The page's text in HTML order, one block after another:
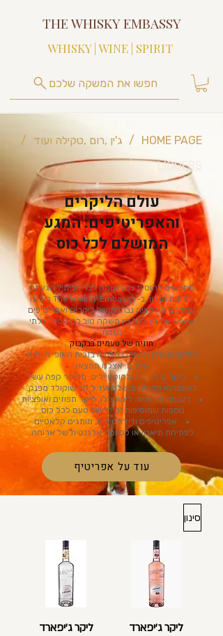
THE WHISKY EMBASSY
חפשו את המשקה שלכם
HOME PAGE
/ ג'ין ,רום ,טקילה ועוד
/
LIQUERS
עולם הליקרים
והאפריטיפים: המגע
המושלם לכל כוס
מחפשים להוסיף צבע ועומק לבר הביתי? הגעתם
למקום הנכון. ב-The Whisky Embassy ריכזנו
עבורכם קולקציה נבחרת של ליקרים ואפריטיפים
שיעשו את ההבדל בין משקה טוב לקוקטייל בלתי
נשכח.
חוויה של טעמים בבקבוק
הליקרים שלנו נבחרו בקפידה בזכות האופי הייחודי
שלהם. אצלנו תמצאו:
ליקרים לקינוח ולקוקטיילים: מליקר קפה עשיר
לאספרסו מרטיני מושלם ועד ליקר שוקולד מפנק.
רעננות פירותית: לימונצ'לו, ליקר תפוזים ואופציות
נוספות שמוסיפות "קיק" של טעם לכל כוס.
אפריטיפים ודיז'סטיפים: מותגים קלאסיים
לפתיחת תיאבון או לסיומת אלגנטית של ארוחה.
עוד על אפריטיף
סינון
ליקר ג'יפארד
ליקר ג'יפארד